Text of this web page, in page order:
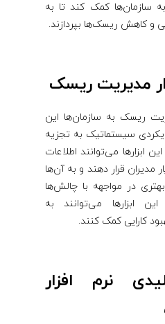
سازمان‌ها کمک کند تا به
و کاهش ریسک‌ها بپردازند.
مدیریت ریسک
ریسک به سازمان‌ها این
سیستماتیک به تجزیه
ابزارها می‌توانند اطلاعات
مدیران قرار دهند و به آن‌ها
در مواجهه با چالش‌ها
ابزارها می‌توانند به
کارایی کمک کنند.
نرم افزار